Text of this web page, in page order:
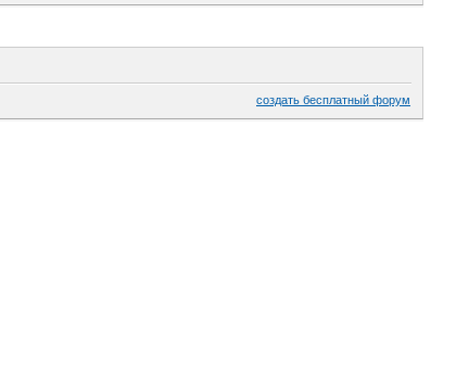
создать бесплатный форум